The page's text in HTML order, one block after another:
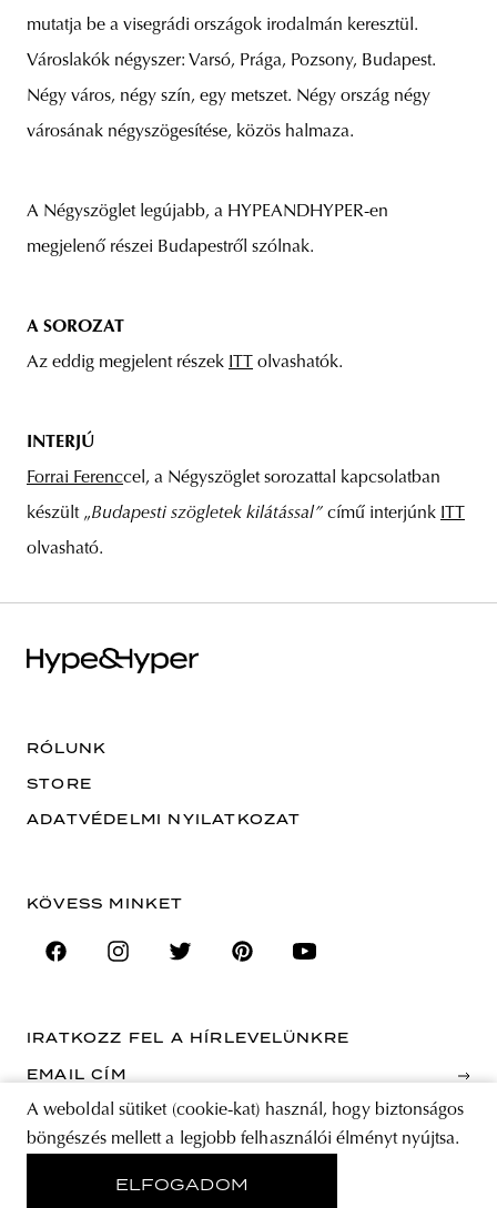
mutatja be a visegrádi országok irodalmán keresztül.
Városlakók négyszer: Varsó, Prága, Pozsony, Budapest.
Négy város, négy szín, egy metszet. Négy ország négy
városának négyszögesítése, közös halmaza.
A Négyszöglet legújabb, a HYPEANDHYPER-en
megjelenő részei Budapestről szólnak.
A SOROZAT
Az eddig megjelent részek ITT olvashatók.
INTERJÚ
Forrai Ferenccel, a Négyszöglet sorozattal kapcsolatban
készült „Budapesti szögletek kilátással” című interjúnk ITT
olvasható.
A weboldal sütiket (cookie-kat) használ, hogy biztonságos
böngészés mellett a legjobb felhasználói élményt nyújtsa.
ELFOGADOM
RÓLUNK
STORE
ADATVÉDELMI NYILATKOZAT
KÖVESS MINKET
IRATKOZZ FEL A HÍRLEVELÜNKRE
EMAIL CÍM
A feliratkozással elfogadja az Általános Szerződési Feltételeket és kijelenti,
hogy elolvasta az Adatvédelmi nyilatkozatot.